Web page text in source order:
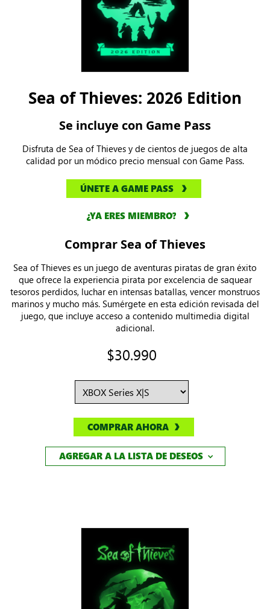
Sea of Thieves: 2026 Edition
Se incluye con Game Pass
Disfruta de Sea of Thieves y de cientos de juegos de alta
calidad por un módico precio mensual con Game Pass.
ÚNETE A GAME PASS
¿YA ERES MIEMBRO?
Comprar Sea of Thieves
Sea of Thieves es un juego de aventuras piratas de gran éxito
que ofrece la experiencia pirata por excelencia de saquear
tesoros perdidos, luchar en intensas batallas, vencer monstruos
marinos y mucho más. Sumérgete en esta edición revisada del
juego, que incluye acceso a contenido multimedia digital
adicional.
$30.990
COMPRAR AHORA
AGREGAR A LA LISTA DE DESEOS